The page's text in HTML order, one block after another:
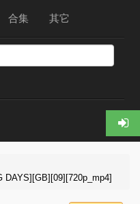
合集 其它
DAYS][GB][09][720p_mp4]